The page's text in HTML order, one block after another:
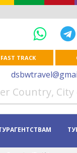
FAST TRACK